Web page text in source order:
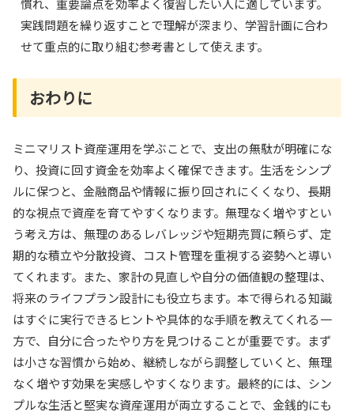
慣れ、重要論点を効率よく復習したい人に適しています。
実践問題を繰り返すことで理解が深まり、学習計画に合わ
せて重点的に取り組む参考書として使えます。
おわりに
ミニマリスト資産運用を学ぶことで、支出の無駄が明確にな
り、投資に回す資金を効率よく確保できます。生活をシンプ
ルに保つと、金融商品や情報に振り回されにくくなり、長期
的な視点で資産を育てやすくなります。無理なく増やすとい
う考え方は、無理のあるレバレッジや短期売買に頼らず、定
期的な積立や分散投資、コスト管理を重視する姿勢へと導い
てくれます。また、家計の見直しや自分の価値観の整理は、
将来のライフプラン設計にも役立ちます。本で得られる知識
はすぐに実行できるヒントや具体的な手順を教えてくれる一
方で、自分に合ったやり方を見つけることが重要です。まず
は小さな習慣から始め、継続しながら調整していくと、無理
なく増やす効果を実感しやすくなります。最終的には、シン
プルな生活と堅実な資産運用が両立することで、金銭的にも